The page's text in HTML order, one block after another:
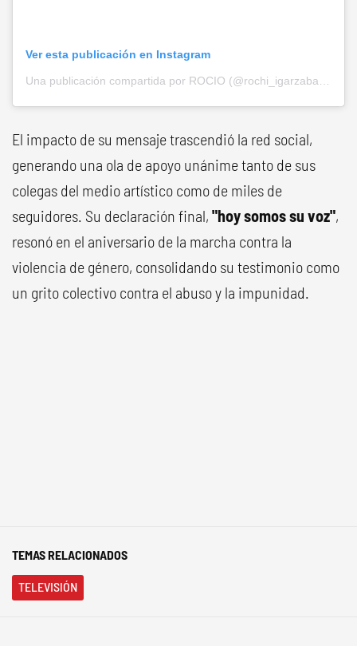
Ver esta publicación en Instagram
El impacto de su mensaje trascendió la red social,
generando una ola de apoyo unánime tanto de sus
colegas del medio artístico como de miles de
seguidores. Su declaración final, "hoy somos su voz",
resonó en el aniversario de la marcha contra la
violencia de género, consolidando su testimonio como
un grito colectivo contra el abuso y la impunidad.
TEMAS RELACIONADOS
TELEVISIÓN